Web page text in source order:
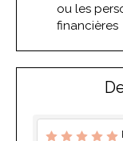
ou les
financières